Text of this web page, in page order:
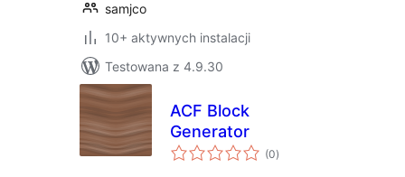
samjco
10+ aktywnych instalacji
Testowana z 4.9.30
ACF Block
Generator
(0wszystkich
ocen
)